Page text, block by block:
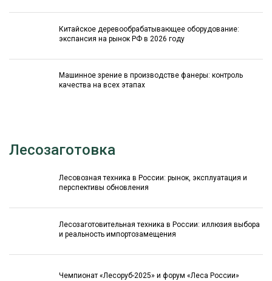
Китайское деревообрабатывающее оборудование:
экспансия на рынок РФ в 2026 году
Машинное зрение в производстве фанеры: контроль
качества на всех этапах
Лесозаготовка
Лесовозная техника в России: рынок, эксплуатация и
перспективы обновления
Лесозаготовительная техника в России: иллюзия выбора
и реальность импортозамещения
Чемпионат «Лесоруб-2025» и форум «Леса России»